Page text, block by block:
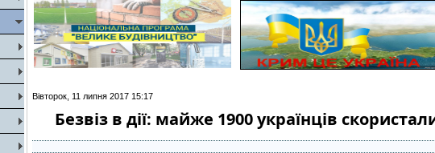
Вівторок, 11 липня 2017 15:17
Безвіз в дії: майже 1900 українців